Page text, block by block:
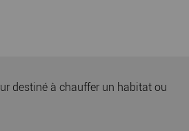
destiné à chauffer un habitat ou